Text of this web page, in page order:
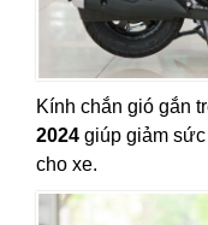
Kính chắn gió gắn
2024 giúp giảm
cho xe.